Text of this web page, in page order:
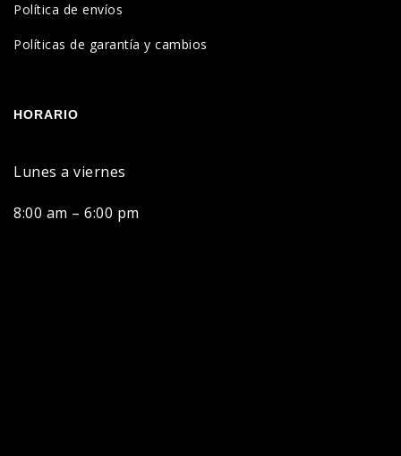
Política de envíos
Políticas de garantía y cambios
HORARIO
Lunes a viernes
8:00 am – 6:00 pm